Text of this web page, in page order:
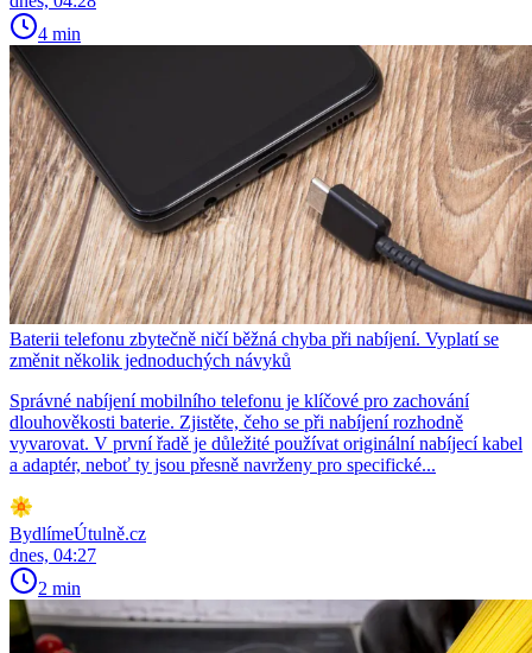
4 min
Baterii telefonu zbytečně ničí běžná chyba při nabíjení. Vyplatí se
změnit několik jednoduchých návyků
Správné nabíjení mobilního telefonu je klíčové pro zachování
dlouhověkosti baterie. Zjistěte, čeho se při nabíjení rozhodně
vyvarovat. V první řadě je důležité používat originální nabíjecí kabel
a adaptér, neboť ty jsou přesně navrženy pro specifické...
BydlímeÚtulně.cz
dnes, 04:27
2 min